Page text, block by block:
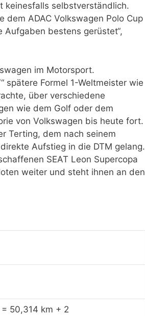
keinesfalls selbstverständlich.
ADAC Volkswagen Polo Cup
bestens gerüstet“,
im Motorsport.
spätere Formel 1-Weltmeister wie
über verschiedene
wie dem Golf oder dem
von Volkswagen bis heute fort.
Terting, dem nach seinem
Aufstieg in die DTM gelang.
SEAT Leon Supercopa
weiter und steht ihnen an den
= 50,314 km + 2